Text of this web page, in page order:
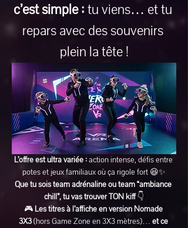
c’est simple : tu viens… et tu
repars avec des souvenirs
plein la tête !
L’offre est ultra variée : action intense, défis entre
potes et jeux familiaux où ça rigole fort 😆✨
Que tu sois team adrénaline ou team “ambiance
chill”, tu vas trouver TON kiff 👇
🎮 Les titres à l’affiche en version Nomade
3X3 (hors Game Zone en 3X3 mètres)… et ce